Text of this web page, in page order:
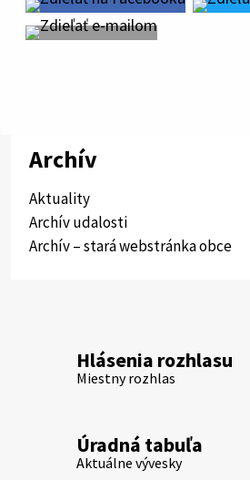
Archív
Aktuality
Archív udalosti
Archív – stará webstránka obce
Hlásenia rozhlasu
Miestny rozhlas
Úradná tabuľa
Aktuálne vývesky